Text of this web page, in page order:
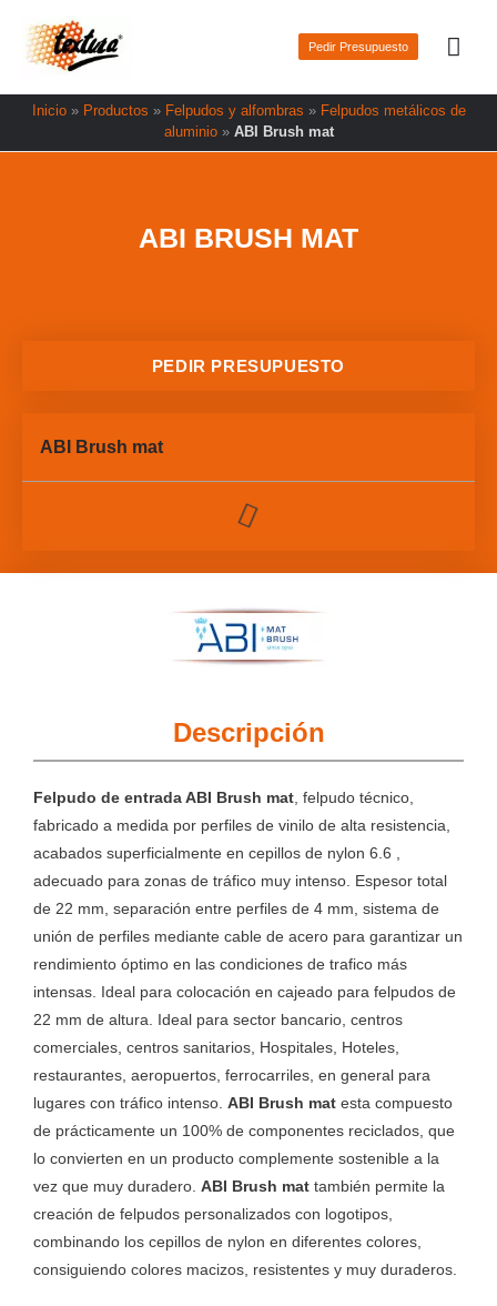
contenido
Pedir Presupuesto
Inicio» Productos » Felpudos y alfombras » Felpudos metálicos de
aluminio» ABI Brush mat
ABI BRUSH MAT
Descripción
Felpudo de entrada ABI Brush mat , felpudo técnico,
fabricado a medida por perfiles de vinilo de alta resistencia,
acabados superficialmente en cepillos de nylon 6.6 ,
adecuado para zonas de tráfico muy intenso. Espesor total
de 22 mm, separación entre perfiles de 4 mm, sistema de
unión de perfiles mediante cable de acero para garantizar un
rendimiento óptimo en las condiciones de trafico más
intensas. Ideal para colocación en cajeado para felpudos de
22 mm de altura. Ideal para sector bancario, centros
comerciales, centros sanitarios, Hospitales, Hoteles,
restaurantes, aeropuertos, ferrocarriles, en general para
lugares con tráfico intenso. ABI Brush mat esta compuesto
de prácticamente un 100% de componentes reciclados, que
lo convierten en un producto complemente sostenible a la
vez que muy duradero. ABI Brush mat también permite la
creación de felpudos personalizados con logotipos,
combinando los cepillos de nylon en diferentes colores,
consiguiendo colores macizos, resistentes y muy duraderos.
PEDIR PRESUPUESTO
ABI Brush mat